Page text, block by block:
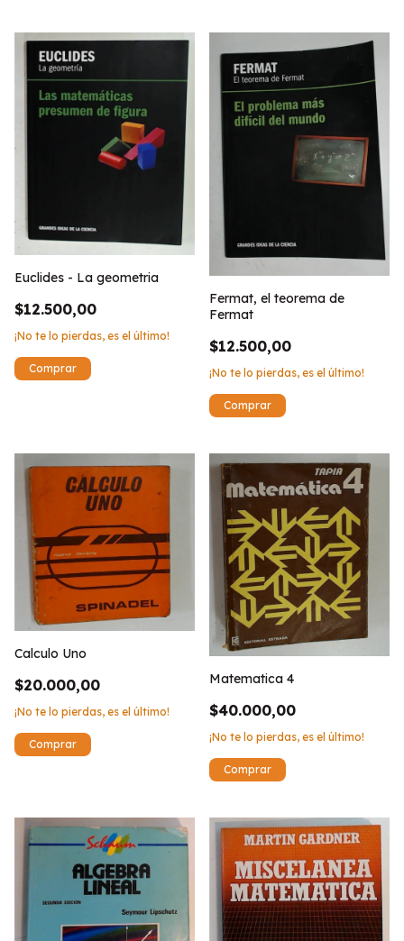
Euclides - La geometria
$12.500,00
¡No te lo pierdas, es el último!
Fermat, el teorema de
Fermat
$12.500,00
¡No te lo pierdas, es el último!
Calculo Uno
$20.000,00
¡No te lo pierdas, es el último!
Matematica 4
$40.000,00
¡No te lo pierdas, es el último!